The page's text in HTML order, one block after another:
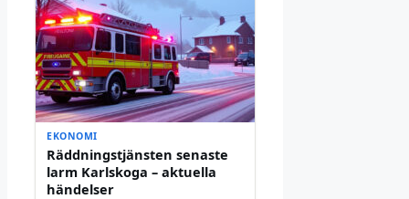
EKONOMI
Räddningstjänsten senaste
larm Karlskoga – aktuella
händelser